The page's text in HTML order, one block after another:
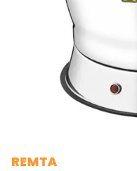
REMTA